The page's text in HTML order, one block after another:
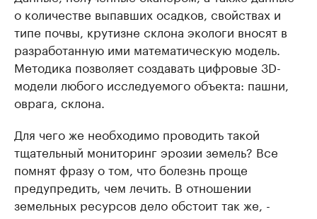
о количестве выпавших осадков, свойствах и
типе почвы, крутизне склона экологи вносят в
разработанную ими математическую модель.
Методика позволяет создавать цифровые 3D-
модели любого исследуемого объекта: пашни,
оврага, склона.
Для чего же необходимо проводить такой
тщательный мониторинг эрозии земель? Все
помнят фразу о том, что болезнь проще
предупредить, чем лечить. В отношении
земельных ресурсов дело обстоит так же, -